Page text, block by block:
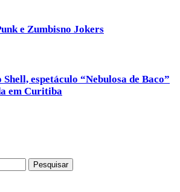
e Zumbisno Jokers
espetáculo “Nebulosa de Baco”
em Curitiba